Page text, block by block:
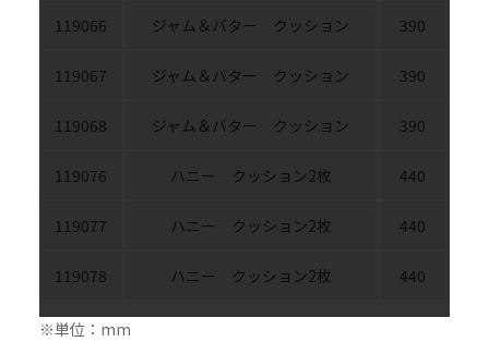
119066 ジャム＆バター クッション 390
119067 ジャム＆バター クッション 390
119068 ジャム＆バター クッション 390
119076 ハニー クッション2枚 440
119077 ハニー クッション2枚 440
119078 ハニー クッション2枚 440
※単位：mm